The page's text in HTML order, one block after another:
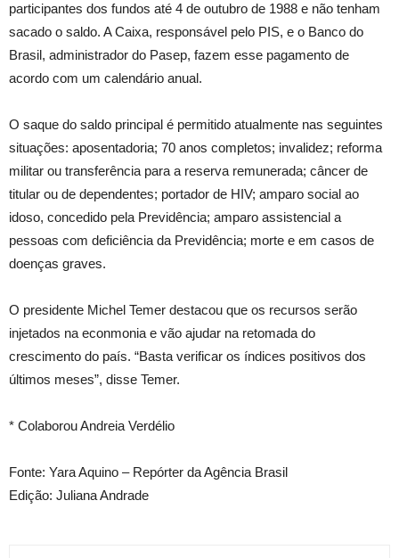
participantes dos fundos até 4 de outubro de 1988 e não tenham
sacado o saldo. A Caixa, responsável pelo PIS, e o Banco do
Brasil, administrador do Pasep, fazem esse pagamento de
acordo com um calendário anual.
O saque do saldo principal é permitido atualmente nas seguintes
situações: aposentadoria; 70 anos completos; invalidez; reforma
militar ou transferência para a reserva remunerada; câncer de
titular ou de dependentes; portador de HIV; amparo social ao
idoso, concedido pela Previdência; amparo assistencial a
pessoas com deficiência da Previdência; morte e em casos de
doenças graves.
O presidente Michel Temer destacou que os recursos serão
injetados na econmonia e vão ajudar na retomada do
crescimento do país. “Basta verificar os índices positivos dos
últimos meses”, disse Temer.
* Colaborou Andreia Verdélio
Fonte: Yara Aquino – Repórter da Agência Brasil
Edição: Juliana Andrade